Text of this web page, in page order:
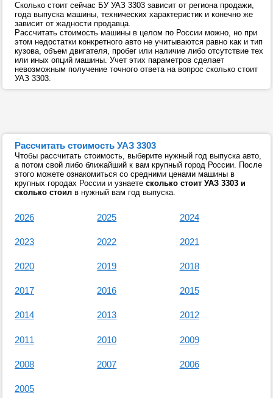
Сколько стоит сейчас БУ УАЗ 3303 зависит от региона продажи,
года выпуска машины, технических характеристик и конечно же
зависит от жадности продавца.
Рассчитать стоимость машины в целом по России можно, но при
этом недостатки конкретного авто не учитываются равно как и тип
кузова, объем двигателя, пробег или наличие либо отсутствие тех
или иных опций машины. Учет этих параметров сделает
невозможным получение точного ответа на вопрос сколько стоит
УАЗ 3303.
Рассчитать стоимость УАЗ 3303
Чтобы рассчитать стоимость, выберите нужный год выпуска авто,
а потом свой либо ближайший к вам крупный город России. После
этого можете ознакомиться со средними ценами машины в
крупных городах России и узнаете сколько стоит УАЗ 3303 и
сколько стоил в нужный вам год выпуска.
2026 2025 2024
2023 2022 2021
2020 2019 2018
2017 2016 2015
2014 2013 2012
2011 2010 2009
2008 2007 2006
2005